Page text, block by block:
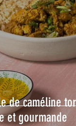
de caméline
et gourmande